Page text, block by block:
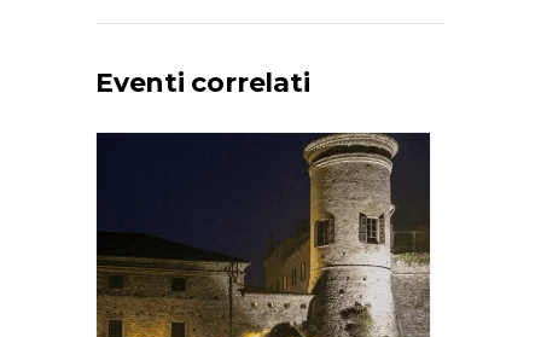
Eventi correlati